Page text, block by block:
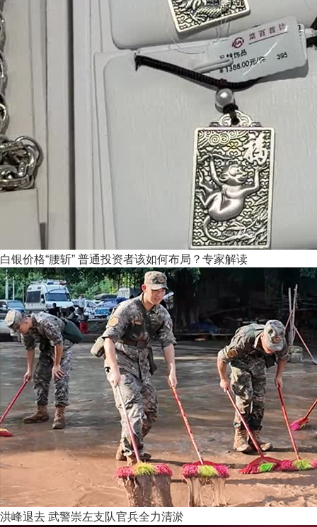
白银价格“腰斩” 普通投资者该如何布局？专家解读
洪峰退去 武警崇左支队官兵全力清淤